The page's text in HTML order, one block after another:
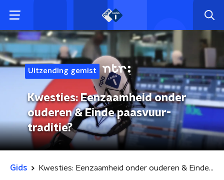
Uitzending gemist
Kwesties: Eenzaamheid onder
ouderen & Einde paasvuur-
traditie?
Gids Kwesties: Eenzaamheid onder ouderen & Einde paasvuur-traditie?